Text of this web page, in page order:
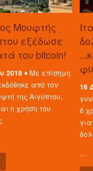
Μουφτής
εξέδωσε
του bitcoin!
2018 ♦ Με επίσημη
από τον
της Αιγύπτου,
η χρήση του
16
6
…